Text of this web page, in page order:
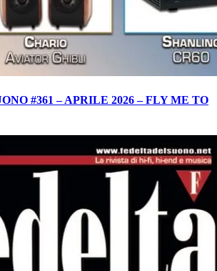
#361 – APRILE 2026 – FLY ME TO